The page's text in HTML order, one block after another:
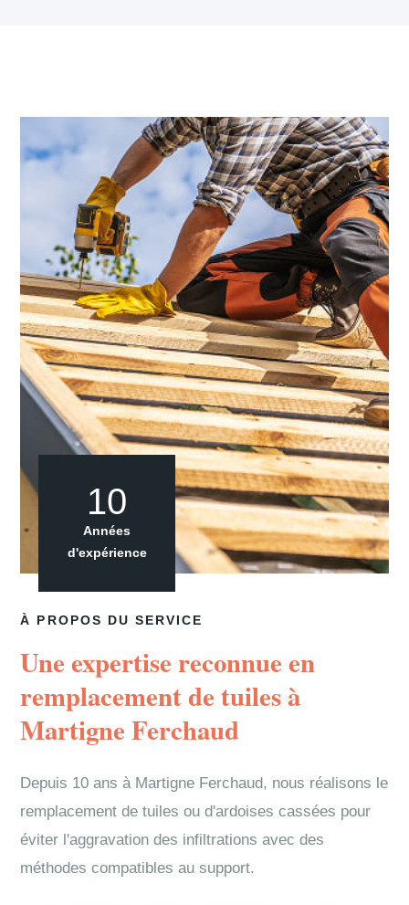
À PROPOS DU SERVICE
Une expertise reconnue en
remplacement de tuiles à
Martigne Ferchaud
Depuis 10 ans à Martigne Ferchaud, nous réalisons le
remplacement de tuiles ou d'ardoises cassées pour
éviter l'aggravation des infiltrations avec des
méthodes compatibles au support.
10
Années
d'expérience